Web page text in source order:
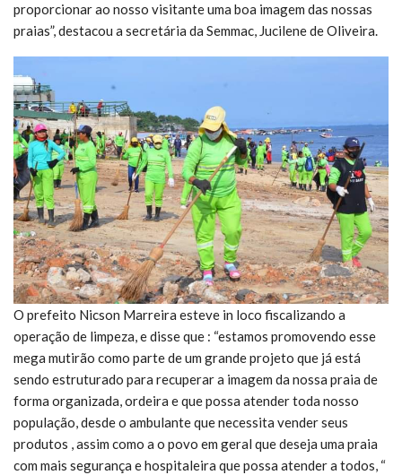
proporcionar ao nosso visitante uma boa imagem das nossas
praias”, destacou a secretária da Semmac, Jucilene de Oliveira.
O prefeito Nicson Marreira esteve in loco fiscalizando a
operação de limpeza, e disse que : “estamos promovendo esse
mega mutirão como parte de um grande projeto que já está
sendo estruturado para recuperar a imagem da nossa praia de
forma organizada, ordeira e que possa atender toda nosso
população, desde o ambulante que necessita vender seus
produtos , assim como a o povo em geral que deseja uma praia
com mais segurança e hospitaleira que possa atender a todos, “